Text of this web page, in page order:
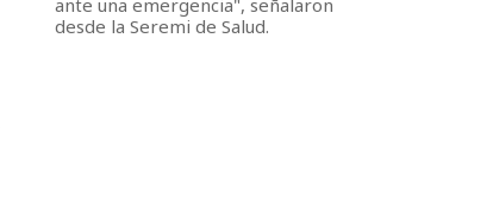
desde la Seremi de Salud.